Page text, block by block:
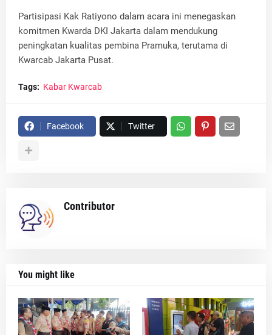
‎Partisipasi Kak Ratiyono dalam acara ini menegaskan
komitmen Kwarda DKI Jakarta dalam mendukung
peningkatan kualitas pembina Pramuka, terutama di
Kwarcab Jakarta Pusat.
Tags: Kabar Kwarcab
Facebook Twitter
Contributor
You might like